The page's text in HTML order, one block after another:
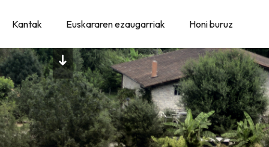
Kantak Euskararen ezaugarriak Honi buruz